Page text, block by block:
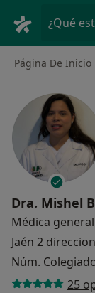
¿Qué
Página De Inicio
Dra. Mishel
Médica general
Jaén 2
Núm.
25